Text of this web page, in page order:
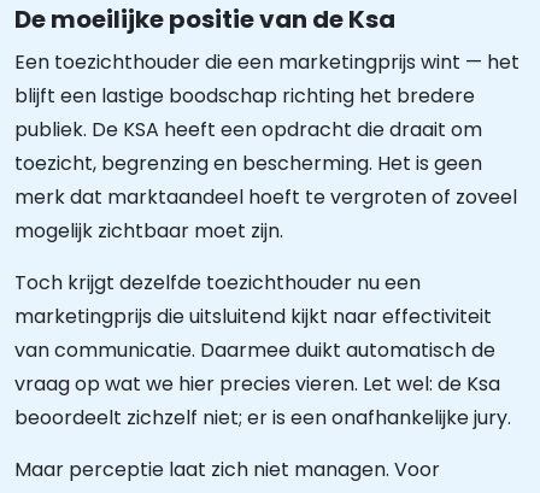
De moeilijke positie van de Ksa
Een toezichthouder die een marketingprijs wint — het
blijft een lastige boodschap richting het bredere
publiek. De KSA heeft een opdracht die draait om
toezicht, begrenzing en bescherming. Het is geen
merk dat marktaandeel hoeft te vergroten of zoveel
mogelijk zichtbaar moet zijn.
Toch krijgt dezelfde toezichthouder nu een
marketingprijs die uitsluitend kijkt naar effectiviteit
van communicatie. Daarmee duikt automatisch de
vraag op wat we hier precies vieren. Let wel: de Ksa
beoordeelt zichzelf niet; er is een onafhankelijke jury.
Maar perceptie laat zich niet managen. Voor